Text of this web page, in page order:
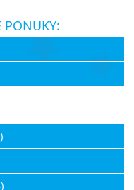
PONUKY: